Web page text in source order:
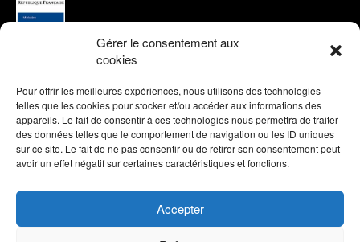
Gérer le consentement aux
cookies
Pour offrir les meilleures expériences, nous utilisons des technologies
telles que les cookies pour stocker et/ou accéder aux informations des
appareils. Le fait de consentir à ces technologies nous permettra de traiter
des données telles que le comportement de navigation ou les ID uniques
sur ce site. Le fait de ne pas consentir ou de retirer son consentement peut
avoir un effet négatif sur certaines caractéristiques et fonctions.
Accepter